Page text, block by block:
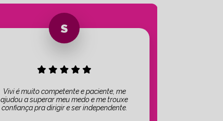
Vivi é muito competente e paciente, me
ajudou a superar meu medo e me trouxe
confiança pra dirigir e ser independente.